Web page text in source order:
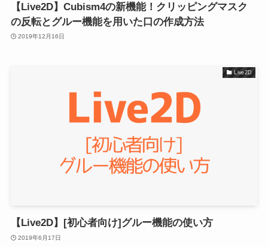
【Live2D】Cubism4の新機能！クリッピングマスク
の反転とグルー機能を用いた口の作成方法
2019年12月16日
Live2D
【Live2D】[初心者向け]グルー機能の使い方
2019年6月17日